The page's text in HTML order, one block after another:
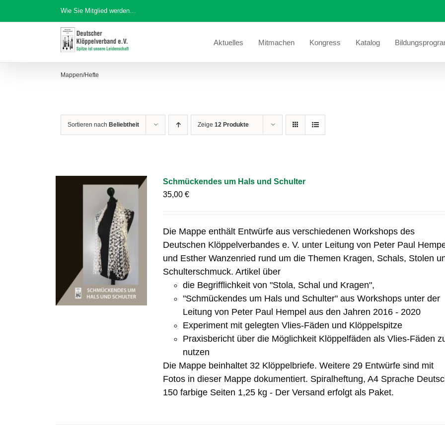
Inhalt
Wie Sie Mitglied werden…
Aktuelles Mitmachen Kongress Katalog
Mappen/Hefte
Sortieren nach Beliebtheit Zeige 12 Produkte
Schmückendes um Hals und Schulter
35,00€
Die Mappe enthält Entwürfe aus verschiedenen Workshops des
Deutschen Klöppelverbandes e. V. unter Leitung von Peter Paul
und Esther Wanzenried rund um die Themen Kragen, Schals, Stolen
Schulterschmuck. Artikel über
die Begrifflichkeit von "Stola, Schal und Kragen",
"Schmückendes um Hals und Schulter" aus Workshops unter der
Leitung von Peter Paul Hempel aus den Jahren 2016 - 2020
Experiment mit gelegten Vlies-Fäden und Klöppelspitze
Praxisbericht über die Möglichkeit Klöppelfäden als Vlies-Fäden
nutzen
Die Mappe beinhaltet 32 Klöppelbriefe. Weitere 29 Entwürfe sind mit
Fotos in dieser Mappe dokumentiert. Spiralheftung, A4 Sprache
150 farbige Seiten 1,25 kg - Der Versand erfolgt als Paket.